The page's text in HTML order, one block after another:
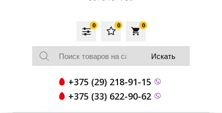
local_grocery_store
0
0
0
+375 (29) 218-91-15
+375 (33) 622-90-62